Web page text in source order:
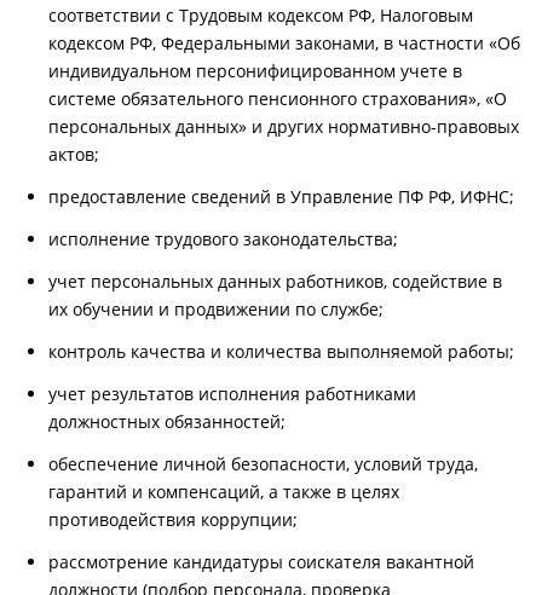
соответствии с Трудовым кодексом РФ, Налоговым
кодексом РФ, Федеральными законами, в частности «Об
индивидуальном персонифицированном учете в
системе обязательного пенсионного страхования», «О
персональных данных» и других нормативно-правовых
актов;
предоставление сведений в Управление ПФ РФ, ИФНС;
исполнение трудового законодательства;
учет персональных данных работников, содействие в
их обучении и продвижении по службе;
контроль качества и количества выполняемой работы;
учет результатов исполнения работниками
должностных обязанностей;
обеспечение личной безопасности, условий труда,
гарантий и компенсаций, а также в целях
противодействия коррупции;
рассмотрение кандидатуры соискателя вакантной
должности (подбор персонала, проверка